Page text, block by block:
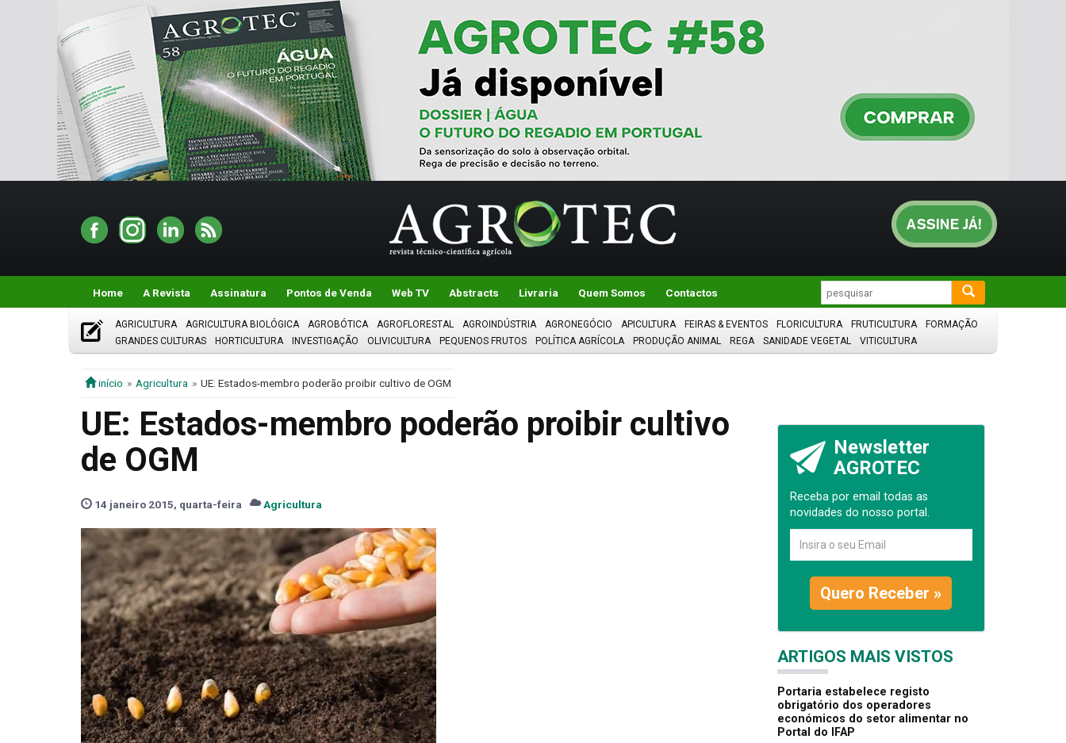
Home A Revista Assinatura Pontos de Venda Web TV Abstracts Livraria Quem Somos Contactos
AGRICULTURA AGRICULTURA BIOLÓGICA AGROBÓTICA AGROFLORESTAL AGROINDÚSTRIA AGRONEGÓCIO APICULTURA FEIRAS & EVENTOS FLORICULTURA FRUTICULTURA
FORMAÇÃO
GRANDES CULTURAS
HORTICULTURA INVESTIGAÇÃO OLIVICULTURA PEQUENOS FRUTOS POLÍTICA AGRÍCOLA PRODUÇÃO ANIMAL REGA SANIDADE VEGETAL VITICULTURA
início Agricultura UE: Estados-membro poderão proibir cultivo de OGM
UE: Estados-membro poderão proibir cultivo
de OGM
14 janeiro 2015, quarta-feira Agricultura
Newsletter
AGROTEC
Receba por email todas as
novidades do nosso portal.
Quero Receber »
ARTIGOS MAIS VISTOS
Portaria estabelece registo
obrigatório dos operadores
económicos do setor alimentar no
Portal do IFAP